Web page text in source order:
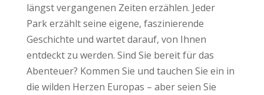
längst vergangenen Zeiten erzählen. Jeder
Park erzählt seine eigene, faszinierende
Geschichte und wartet darauf, von Ihnen
entdeckt zu werden. Sind Sie bereit für das
Abenteuer? Kommen Sie und tauchen Sie ein in
die wilden Herzen Europas – aber seien Sie